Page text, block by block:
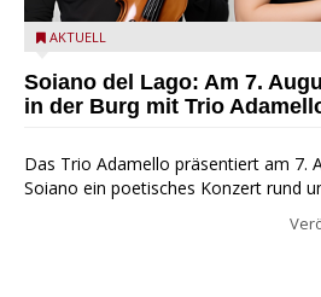
Trio Adamello
AKTUELL
Soiano del Lago: Am 7.
in der Burg mit Trio
Das Trio Adamello präsentiert am 7.
Soiano ein poetisches Konzert rund